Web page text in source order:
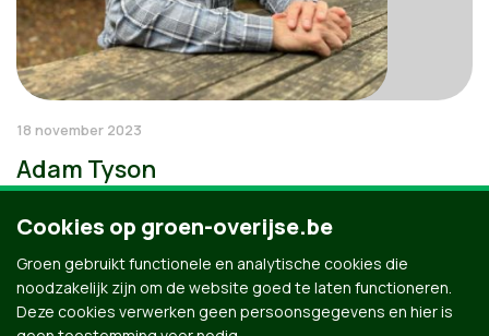
18 november 2023
Adam Tyson
Cookies op groen-overijse.be
Groen gebruikt functionele en analytische cookies die
noodzakelijk zijn om de website goed te laten functioneren.
Deze cookies verwerken geen persoonsgegevens en hier is